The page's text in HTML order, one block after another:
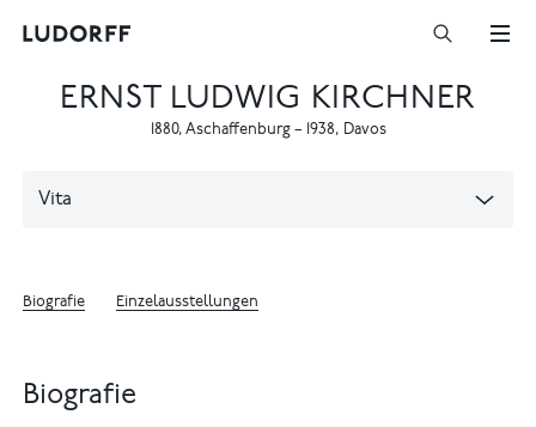
ERNST LUDWIG KIRCHNER
1880, Aschaffenburg– 1938, Davos
Vita
Biografie Einzelausstellungen
Biografie